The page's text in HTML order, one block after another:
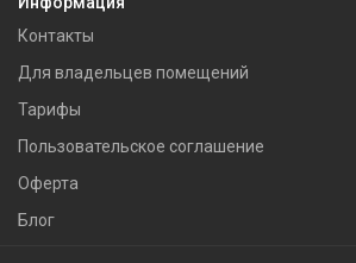
Контакты
Для владельцев помещений
Тарифы
Пользовательское соглашение
Оферта
Блог